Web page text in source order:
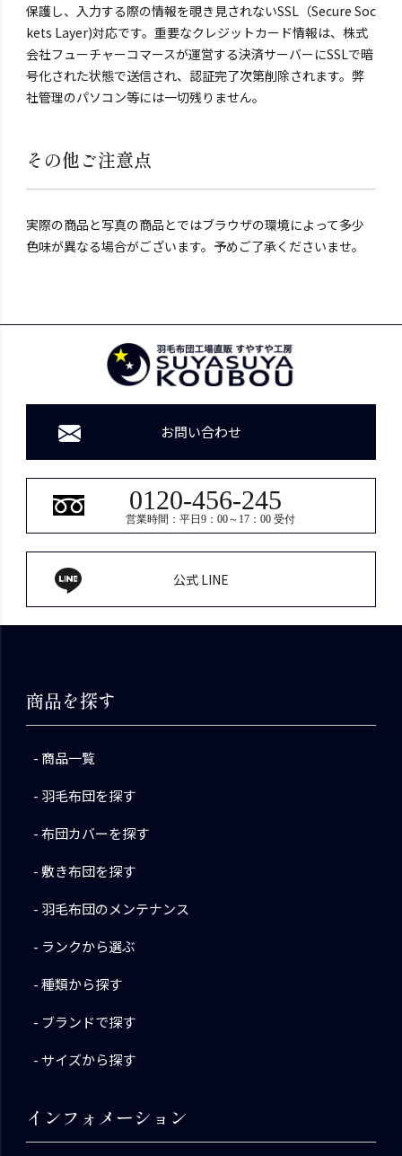
保護し、入力する際の情報を覗き見されないSSL（Secure Soc
kets Layer)対応です。重要なクレジットカード情報は、株式
会社フューチャーコマースが運営する決済サーバーにSSLで暗
号化された状態で送信され、認証完了次第削除されます。弊
社管理のパソコン等には一切残りません。
その他ご注意点
実際の商品と写真の商品とではブラウザの環境によって多少
色味が異なる場合がございます。予めご了承くださいませ。
お問い合わせ
0120-456-245
営業時間：平日9：00～17：00 受付
公式 LINE
商品を探す
商品一覧
羽毛布団を探す
布団カバーを探す
敷き布団を探す
羽毛布団のメンテナンス
ランクから選ぶ
種類から探す
ブランドで探す
サイズから探す
インフォメーション